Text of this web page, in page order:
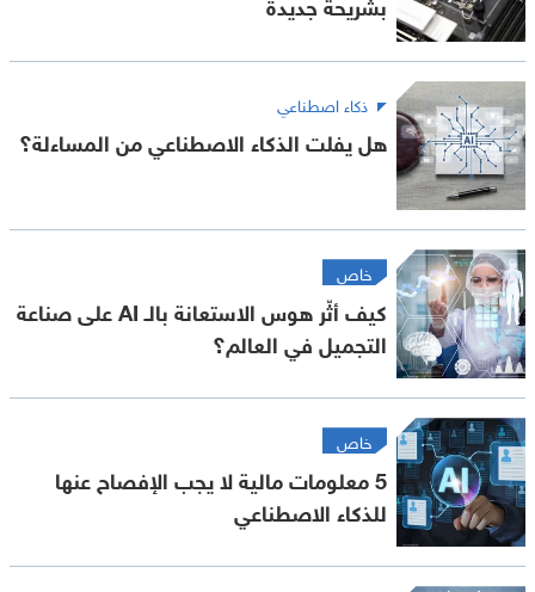
ذكاء اصطناعي
هل يفلت الذكاء الاصطناعي من المساءلة؟
خاص
كيف أثّر هوس الاستعانة بالـ AI على صناعة
التجميل في العالم؟
خاص
5 معلومات مالية لا يجب الإفصاح عنها
للذكاء الاصطناعي